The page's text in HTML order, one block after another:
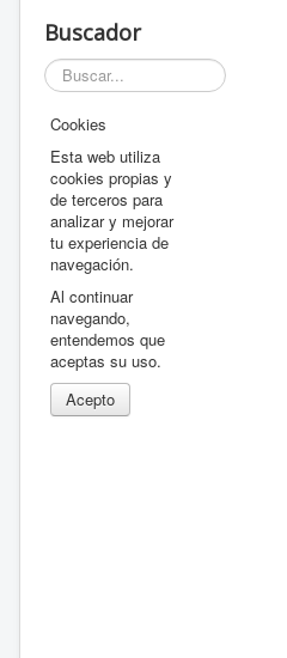
Buscador
Buscar
Cookies
Esta web utiliza
cookies propias y
de terceros para
analizar y mejorar
tu experiencia de
navegación.
Al continuar
navegando,
entendemos que
aceptas su uso.
Acepto